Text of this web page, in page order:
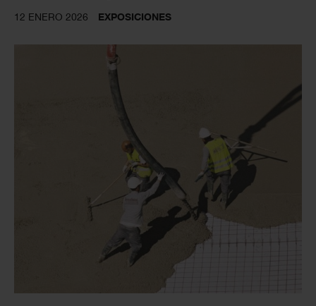
12 ENERO 2026 EXPOSICIONES